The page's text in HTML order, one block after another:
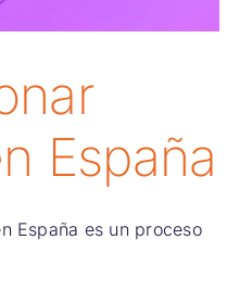
España
España es un proceso